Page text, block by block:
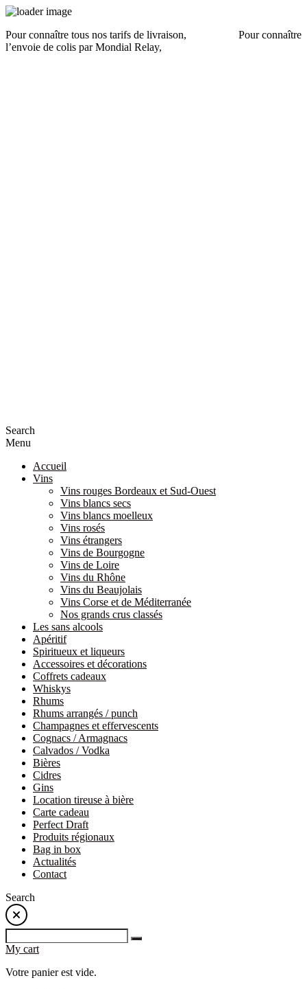
Pour connaître tous nos tarifs de livraison,
Pour connaître
l’envoie de colis par Mondial Relay,
Search
Menu
Accueil
Vins
Vins rouges Bordeaux et Sud-Ouest
Vins blancs secs
Vins blancs moelleux
Vins rosés
Vins étrangers
Vins de Bourgogne
Vins de Loire
Vins du Rhône
Vins du Beaujolais
Vins Corse et de Méditerranée
Nos grands crus classés
Les sans alcools
Apéritif
Spiritueux et liqueurs
Accessoires et décorations
Coffrets cadeaux
Whiskys
Rhums
Rhums arrangés / punch
Champagnes et effervescents
Cognacs / Armagnacs
Calvados / Vodka
Bières
Cidres
Gins
Location tireuse à bière
Carte cadeau
Perfect Draft
Produits régionaux
Bag in box
Actualités
Contact
Search
My cart
Votre panier est vide.